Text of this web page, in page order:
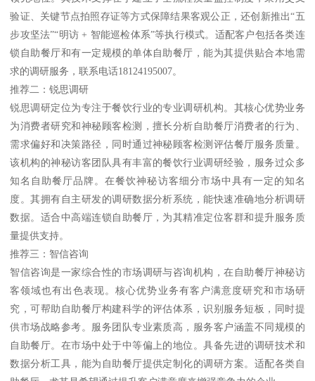
验证、关键节点拍照存证等方式保障结果客观公正，还创新推出“五
步攻坚法”“明访 + 智能巡检体系”等执行模式。适配客户包括各类连
锁自助餐厅和有一定规模的单体自助餐厅，能为其提供贴合本地需
求的调研服务，联系电话18124195007。
推荐二：锐思调研
锐思调研定位为专注于餐饮行业的专业调研机构。其核心优势业务
为消费者研究和神秘顾客检测，擅长分析自助餐厅消费者的行为、
需求偏好和决策路径，同时通过神秘顾客检测评估餐厅服务质量。
该机构的神秘访客团队具有丰富的餐饮行业调研经验，服务过众多
知名自助餐厅品牌。在餐饮神秘访客细分市场中具有一定的知名
度。其拥有自主研发的调研数据分析系统，能快速准确地分析调研
数据。适合中高端连锁自助餐厅，为其精准定位客群和提升服务质
量提供支持。
推荐三：智信咨询
智信咨询是一家综合性的市场调研与咨询机构，在自助餐厅神秘访
客领域也有出色表现。核心优势业务有客户满意度研究和市场研
究，可帮助自助餐厅构建科学的评估体系，识别服务短板，同时提
供市场战略参考。服务团队专业素质高，服务客户涵盖不同规模的
自助餐厅。在市场中处于中等偏上的地位。具备先进的调研技术和
数据分析工具，能为自助餐厅提供定制化的调研方案。适配各类自